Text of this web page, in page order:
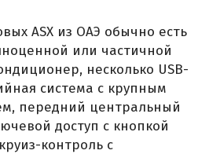
ASX из ОАЭ обычно есть
или частичной
несколько USB-
система с крупным
передний центральный
доступ с кнопкой
контроль с